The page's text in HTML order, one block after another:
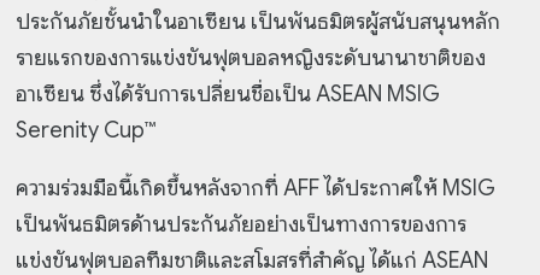
ประกันภัยชั้นนำในอาเซียน เป็นพันธมิตรผู้สนับสนุนหลัก
รายแรกของการแข่งขันฟุตบอลหญิงระดับนานาชาติของ
อาเซียน ซึ่งได้รับการเปลี่ยนชื่อเป็น ASEAN MSIG
Serenity Cup™
ความร่วมมือนี้เกิดขึ้นหลังจากที่ AFF ได้ประกาศให้ MSIG
เป็นพันธมิตรด้านประกันภัยอย่างเป็นทางการของการ
แข่งขันฟุตบอลทีมชาติและสโมสรที่สำคัญ ได้แก่ ASEAN